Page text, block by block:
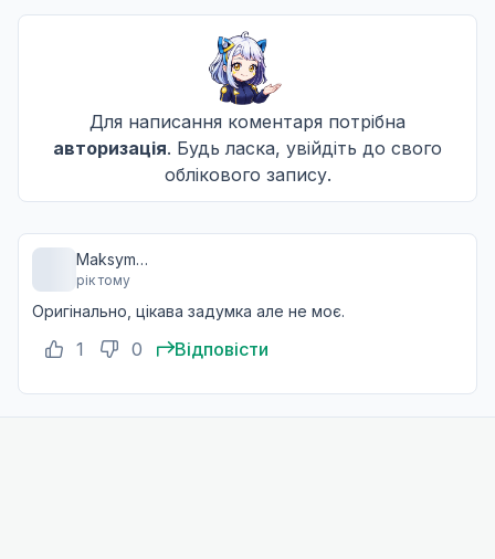
Чесно кажучи, я хочу одружитися з тобою
Домашній улюбленець, який стає неслухняним у
16 груд. 2024
23 груд. 2024
Для написання коментаря потрібна
авторизація. Будь ласка, увійдіть до свого
облікового запису.
Maksym
Pidperygora
рік тому
Оригінально, цікава задумка але не моє.
1 0 Відповісти